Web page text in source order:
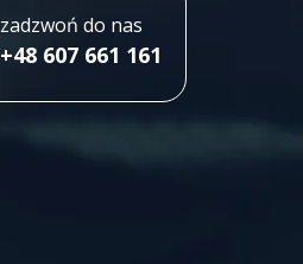
zadzwoń do nas
+48 607 661 161